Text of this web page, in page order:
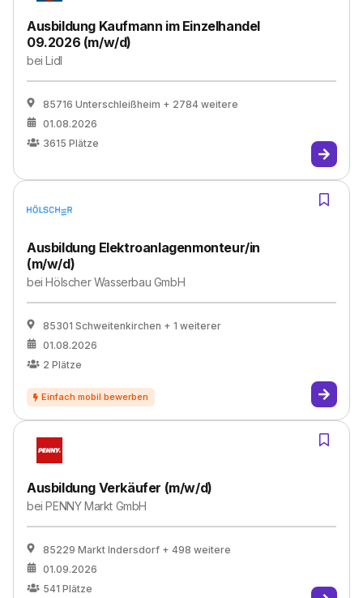
Ausbildung Kaufmann im Einzelhandel
09.2026 (m/w/d)
beiLidl
85716 Unterschleißheim + 2784 weitere
01.08.2026
3615 Plätze
Ausbildung Elektroanlagenmonteur/in
(m/w/d)
beiHölscher Wasserbau GmbH
85301 Schweitenkirchen + 1 weiterer
01.08.2026
2 Plätze
Ausbildung Verkäufer (m/w/d)
beiPENNY Markt GmbH
85229 Markt Indersdorf + 498 weitere
01.09.2026
541 Plätze